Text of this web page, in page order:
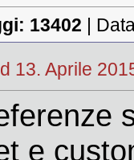
13402 |
13. Aprile
e